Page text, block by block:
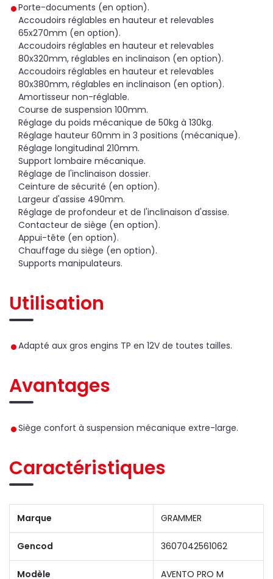
Porte-documents (en option).
Accoudoirs réglables en hauteur et relevables
65x270mm (en option).
Accoudoirs réglables en hauteur et relevables
80x320mm, réglables en inclinaison (en option).
Accoudoirs réglables en hauteur et relevables
80x380mm, réglables en inclinaison (en option).
Amortisseur non-réglable.
Course de suspension 100mm.
Réglage du poids mécanique de 50kg à 130kg.
Réglage hauteur 60mm in 3 positions (mécanique).
Réglage longitudinal 210mm.
Support lombaire mécanique.
Réglage de l'inclinaison dossier.
Ceinture de sécurité (en option).
Largeur d'assise 490mm.
Réglage de profondeur et de l'inclinaison d'assise.
Contacteur de siège (en option).
Appui-tête (en option).
Chauffage du siège (en option).
Supports manipulateurs.
Utilisation
Adapté aux gros engins TP en 12V de toutes tailles.
Avantages
Siège confort à suspension mécanique extre-large.
Caractéristiques
Marque GRAMMER
Gencod 3607042561062
Modèle AVENTO PRO M